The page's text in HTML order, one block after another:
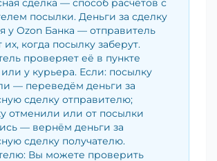
сделка — способ расчётов с
посылки. Деньги за сделку
у Ozon Банка — отправитель
их, когда посылку заберут.
проверяет её в пункте
у курьера. Если: посылку
— переведём деньги за
сделку отправителю;
отменили или от посылки
— вернём деньги за
сделку получателю.
Вы можете проверить